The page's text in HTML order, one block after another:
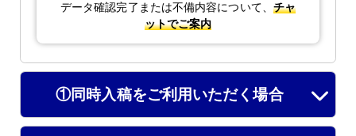
データ確認完了または不備内容について、 チャ
ットでご案内
①同時入稿をご利用いただく場合